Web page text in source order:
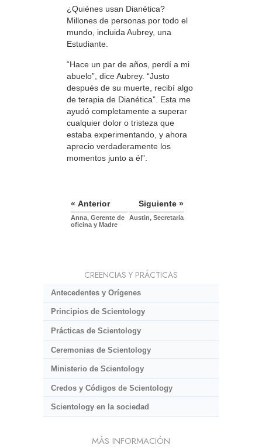
¿Quiénes usan Dianética?
Millones de personas por todo el
mundo, incluida Aubrey, una
Estudiante.
“Hace un par de años, perdí a mi
abuelo”, dice Aubrey. “Justo
después de su muerte, recibí algo
de terapia de Dianética”. Esta me
ayudó completamente a superar
cualquier dolor o tristeza que
estaba experimentando, y ahora
aprecio verdaderamente los
momentos junto a él”.
« Anterior
Anna, Gerente de
oficina y Madre
Siguiente »
Austin, Secretaria
CREENCIAS Y PRÁCTICAS
Antecedentes y Orígenes
Principios de Scientology
Prácticas de Scientology
Ceremonias de Scientology
Ministerio de Scientology
Credos y Códigos de Scientology
Scientology en la sociedad
MÁS INFORMACIÓN